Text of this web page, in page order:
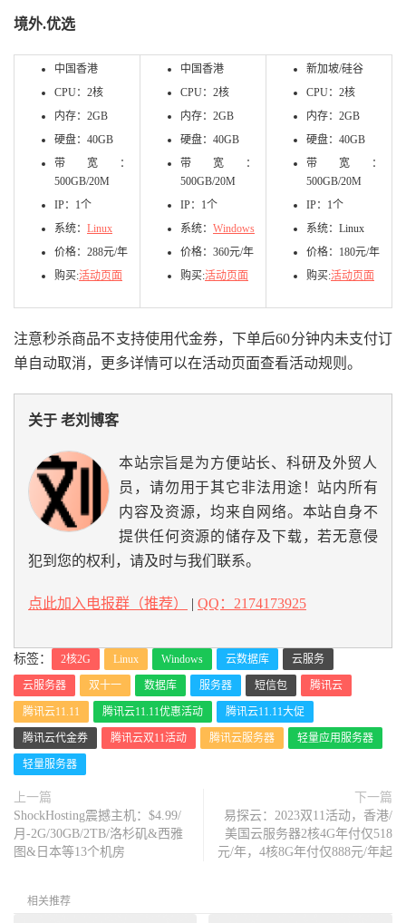
境外.优选
中国香港
CPU：2核
内存：2GB
硬盘：40GB
带宽：
500GB/20M
IP：1个
系统： Linux
价格：288元/年
购买:活动页面
中国香港
CPU：2核
内存：2GB
硬盘：40GB
带宽：
500GB/20M
IP：1个
系统： Windows
价格：360元/年
购买:活动页面
新加坡/硅谷
CPU：2核
内存：2GB
硬盘：40GB
带宽：
500GB/20M
IP：1个
系统：Linux
价格：180元/年
购买:活动页面
注意秒杀商品不支持使用代金券，下单后60分钟内未支付订
单自动取消，更多详情可以在活动页面查看活动规则。
关于 老刘博客
本站宗旨是为方便站长、科研及外贸人
员，请勿用于其它非法用途！站内所有
内容及资源，均来自网络。本站自身不
提供任何资源的储存及下载，若无意侵
犯到您的权利，请及时与我们联系。
点此加入电报群（推荐） | QQ：2174173925
标签： 2核2G Linux Windows 云数据库 云服务
云服务器 双十一 数据库 服务器 短信包 腾讯云
腾讯云11.11 腾讯云11.11优惠活动 腾讯云11.11大促
腾讯云代金券 腾讯云双11活动 腾讯云服务器 轻量应用服务器
轻量服务器
上一篇
ShockHosting震撼主机：$4.99/
月-2G/30GB/2TB/洛杉矶&西雅
图&日本等13个机房
下一篇
易探云：2023双11活动，香港/
美国云服务器2核4G年付仅518
元/年，4核8G年付仅888元/年起
相关推荐